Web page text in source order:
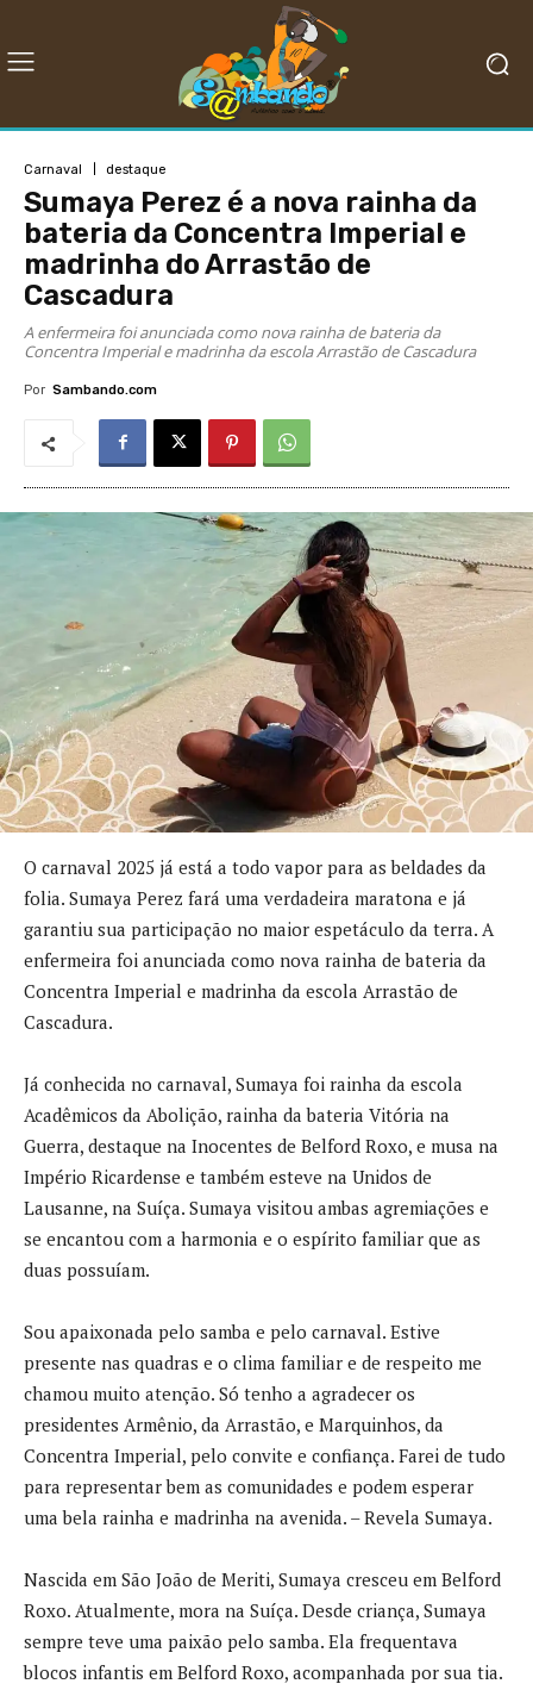
Carnaval destaque
Sumaya Perez é a nova rainha da
bateria da Concentra Imperial e
madrinha do Arrastão de
Cascadura
A enfermeira foi anunciada como nova rainha de bateria da
Concentra Imperial e madrinha da escola Arrastão de Cascadura
Por Sambando.com
O carnaval 2025 já está a todo vapor para as beldades da
folia. Sumaya Perez fará uma verdadeira maratona e já
garantiu sua participação no maior espetáculo da terra. A
enfermeira foi anunciada como nova rainha de bateria da
Concentra Imperial e madrinha da escola Arrastão de
Cascadura.
Já conhecida no carnaval, Sumaya foi rainha da escola
Acadêmicos da Abolição, rainha da bateria Vitória na
Guerra, destaque na Inocentes de Belford Roxo, e musa na
Império Ricardense e também esteve na Unidos de
Lausanne, na Suíça. Sumaya visitou ambas agremiações e
se encantou com a harmonia e o espírito familiar que as
duas possuíam.
Sou apaixonada pelo samba e pelo carnaval. Estive
presente nas quadras e o clima familiar e de respeito me
chamou muito atenção. Só tenho a agradecer os
presidentes Armênio, da Arrastão, e Marquinhos, da
Concentra Imperial, pelo convite e confiança. Farei de tudo
para representar bem as comunidades e podem esperar
uma bela rainha e madrinha na avenida. – Revela Sumaya.
Nascida em São João de Meriti, Sumaya cresceu em Belford
Roxo. Atualmente, mora na Suíça. Desde criança, Sumaya
sempre teve uma paixão pelo samba. Ela frequentava
blocos infantis em Belford Roxo, acompanhada por sua tia.